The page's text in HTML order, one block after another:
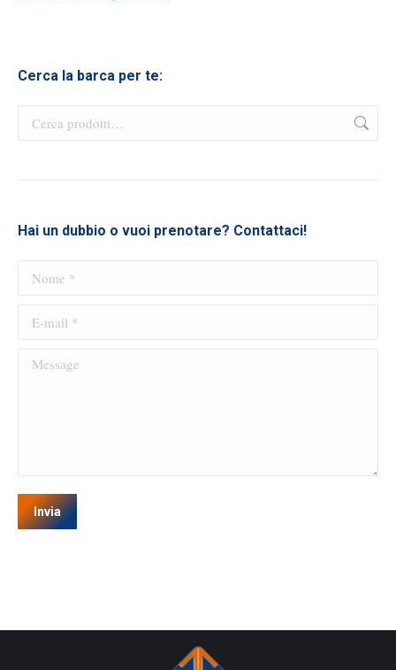
Cerca la barca per te:
Hai un dubbio o vuoi prenotare? Contattaci!
Nome *
E-mail *
Message
Invia